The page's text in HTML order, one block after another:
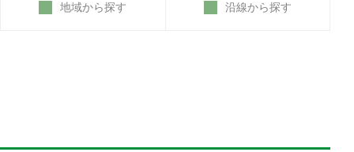
地域から探す 沿線から探す
残業代を含めて支給される計算方法